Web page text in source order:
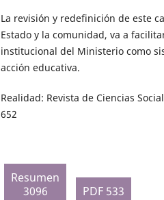
La revisión y redefinición de este
Estado y la comunidad, va a
institucional del Ministerio como
acción educativa.
Realidad: Revista de Ciencias
652
Resumen
3096
PDF 533